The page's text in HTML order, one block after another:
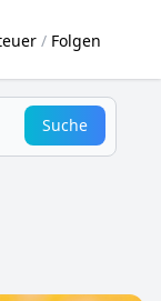
Folgen
Suche